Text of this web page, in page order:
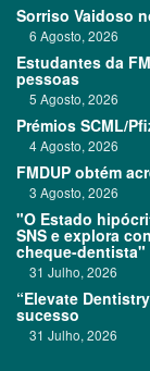
Sorriso Vaidoso
6 Agosto, 2026
Estudantes da
pessoas
5 Agosto, 2026
Prémios SCML/
4 Agosto, 2026
FMDUP obtém
3 Agosto, 2026
"O Estado
SNS e explora
cheque-dentista"
31 Julho, 2026
“Elevate
sucesso
31 Julho, 2026